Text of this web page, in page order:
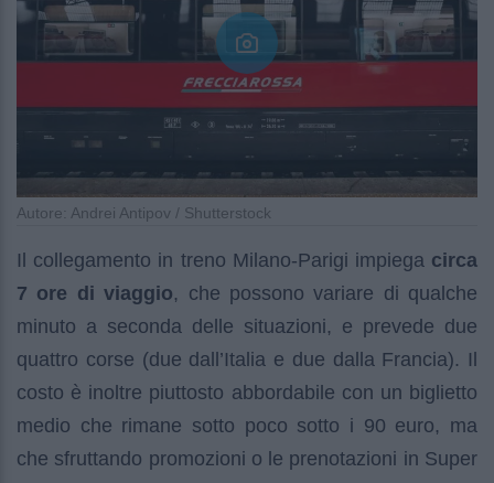
Autore: Andrei Antipov / Shutterstock
Il collegamento in treno Milano-Parigi impiega circa
7 ore di viaggio, che possono variare di qualche
minuto a seconda delle situazioni, e prevede due
quattro corse (due dall’Italia e due dalla Francia). Il
costo è inoltre piuttosto abbordabile con un biglietto
medio che rimane sotto poco sotto i 90 euro, ma
che sfruttando promozioni o le prenotazioni in Super